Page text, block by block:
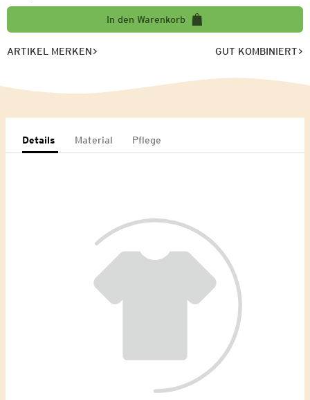
In den Warenkorb
ARTIKEL MERKEN GUT KOMBINIERT
Details Material Pflege